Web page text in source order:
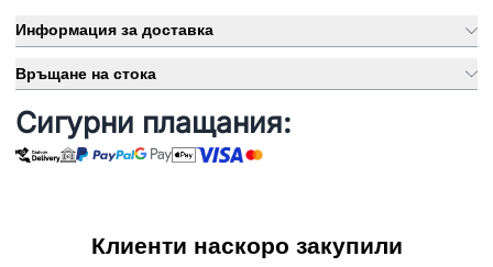
Информация за доставка
Връщане на стока
Сигурни плащания:
Клиенти наскоро закупили